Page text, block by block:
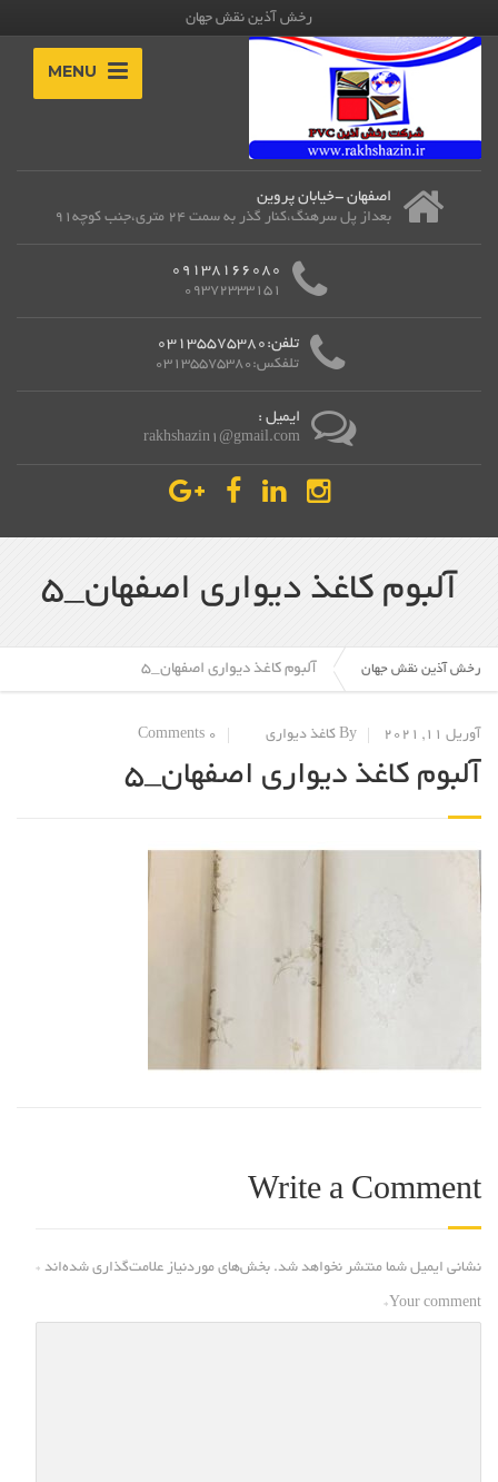
رخش آذین نقش جهان
MENU
اصفهان -خیابان پروین
بعداز پل سرهنگ،کنار گذر به سمت 24 متری،جنب کوچه91
09138166080
09372333151
تلفن:03135575380
تلفکس:03135575380
ایمیل :
rakhshazin1@gmail.com
آلبوم کاغذ دیواری اصفهان_5
رخش آذین نقش جهان آلبوم کاغذ دیواری اصفهان_5
آوریل 11, 2021 By کاغذ دیواری 0 Comments
آلبوم کاغذ دیواری اصفهان_5
Write a Comment
نشانی ایمیل شما منتشر نخواهد شد. بخش‌های موردنیاز علامت‌گذاری شده‌اند *
Your comment
*